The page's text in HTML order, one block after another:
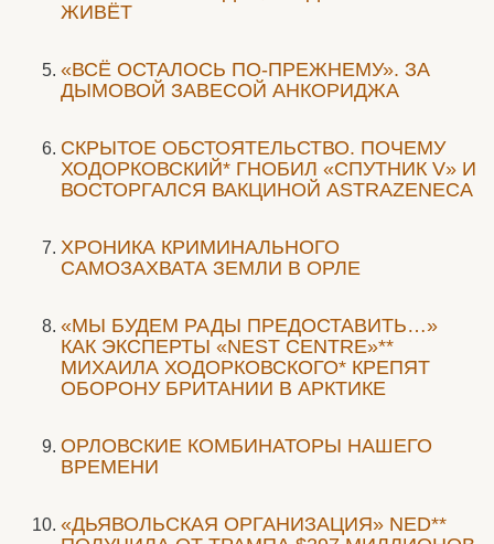
ЖИВЁТ
«ВСЁ ОСТАЛОСЬ ПО-ПРЕЖНЕМУ». ЗА
ДЫМОВОЙ ЗАВЕСОЙ АНКОРИДЖА
СКРЫТОЕ ОБСТОЯТЕЛЬСТВО. ПОЧЕМУ
ХОДОРКОВСКИЙ* ГНОБИЛ «СПУТНИК V» И
ВОСТОРГАЛСЯ ВАКЦИНОЙ ASTRAZENECA
ХРОНИКА КРИМИНАЛЬНОГО
САМОЗАХВАТА ЗЕМЛИ В ОРЛЕ
«МЫ БУДЕМ РАДЫ ПРЕДОСТАВИТЬ…»
КАК ЭКСПЕРТЫ «NEST CENTRE»**
МИХАИЛА ХОДОРКОВСКОГО* КРЕПЯТ
ОБОРОНУ БРИТАНИИ В АРКТИКЕ
ОРЛОВСКИЕ КОМБИНАТОРЫ НАШЕГО
ВРЕМЕНИ
«ДЬЯВОЛЬСКАЯ ОРГАНИЗАЦИЯ» NED**